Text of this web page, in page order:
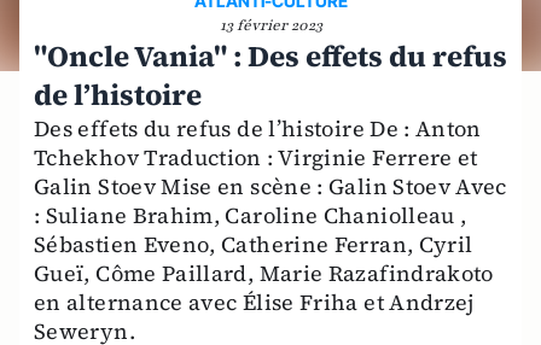
13 février 2023
"Oncle Vania" : Des effets du refus
de l’histoire
Des effets du refus de l’histoire De : Anton
Tchekhov Traduction : Virginie Ferrere et
Galin Stoev Mise en scène : Galin Stoev Avec
: Suliane Brahim, Caroline Chaniolleau ,
Sébastien Eveno, Catherine Ferran, Cyril
Gueï, Côme Paillard, Marie Razafindrakoto
en alternance avec Élise Friha et Andrzej
Seweryn.